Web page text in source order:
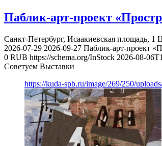
Паблик-арт-проект
Санкт-Петербург, Исаакиевская площадь, 1
2026-07-29 2026-09-27 Паблик-арт-проект
0 RUB https://schema.org/InStock 2026-08-
Советуем Выставки
https://kuda-spb.ru/image/269/250/